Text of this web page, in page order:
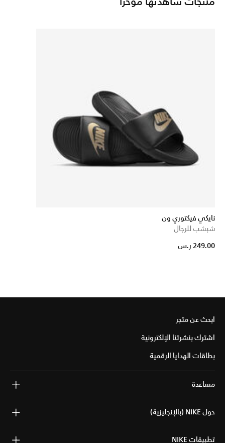
نايكي فيكتوري ون
شبشب للرجال
249.00 ر.س
ابحث عن متجر
اشترك بنشرتنا الإلكترونية
بطاقات الهدايا الرقمية
مساعدة
حول NIKE (بالإنجليزية)
تطبيقات NIKE